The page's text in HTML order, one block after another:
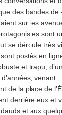
des bandes de
sur les
sont
se déroule très
postés en
et trapu,
venant
de la place de
derrière eux et
et aux